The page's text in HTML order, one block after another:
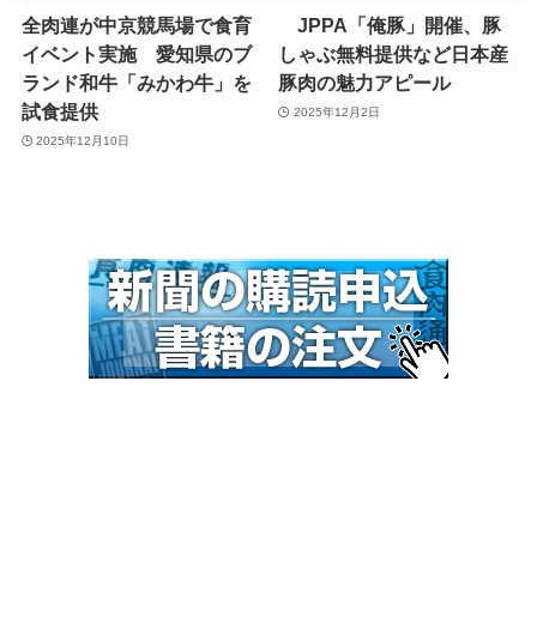
全肉連が中京競馬場で食育
イベント実施 愛知県のブ
ランド和牛「みかわ牛」を
試食提供
2025年12月10日
JPPA「俺豚」開催、豚
しゃぶ無料提供など日本産
豚肉の魅力アピール
2025年12月2日